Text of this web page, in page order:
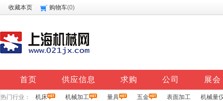
收藏本页 购物车(0)
首页 供应信息 求购 公司 展会
热门行业： 机床 机械加工 量具 五金 表面加工 机械量